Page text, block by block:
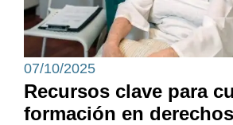
07/10/2025
Recursos clave para
formación en derechos